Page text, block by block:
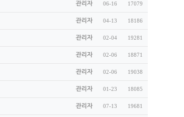
관리자 06-16 17079
관리자 04-13 18186
관리자 02-04 19281
관리자 02-06 18871
관리자 02-06 19038
관리자 01-23 18085
관리자 07-13 19681